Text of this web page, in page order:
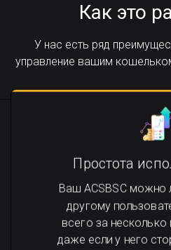
Как это
У нас есть ряд
управление вашим
Простота
Ваш ACSBSC можно
другому
всего за
даже если у него